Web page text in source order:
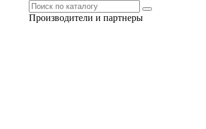
Производители и партнеры